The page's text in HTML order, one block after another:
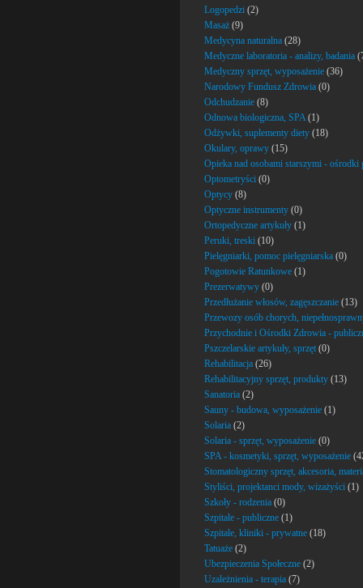
Logopedzi (2)
Masaż (9)
Medycyna naturalna (28)
Medyczne laboratoria - analizy, badania
Medyczny sprzęt, wyposażenie (36)
Narodowy Fundusz Zdrowia (0)
Odchudzanie (8)
Odnowa biologiczna, SPA(1)
Odżywki, suplementy diety (18)
Okulary, oprawy (15)
Opieka nad osobami starszymi - ośrodki
Optometryści (0)
Optycy (8)
Optyczne instrumenty (0)
Ortopedyczne artykuły (1)
Peruki, treski (10)
Pielęgniarki, pomoc pielęgniarska (0)
Pogotowie Ratunkowe (1)
Prezerwatywy (0)
Przedłużanie włosów, zagęszczanie (13)
Przewozy osób chorych,
Przychodnie i Ośrodki Zdrowia -
Pszczelarskie artykuły, sprzęt (0)
Rehabilitacja (26)
Rehabilitacyjny sprzęt, produkty (13)
Sanatoria (2)
Sauny - budowa, wyposażenie (1)
Solaria (2)
Solaria - sprzęt, wyposażenie (0)
SPA - kosmetyki, sprzęt, wyposażenie
Stomatologiczny sprzęt, akcesoria,
Styliści, projektanci mody, wizażyści (1)
Szkoły - rodzenia (0)
Szpitale - publiczne (1)
Szpitale, kliniki - prywatne (18)
Tatuaże (2)
Ubezpieczenia Społeczne (2)
Uzależnienia - terapia (7)